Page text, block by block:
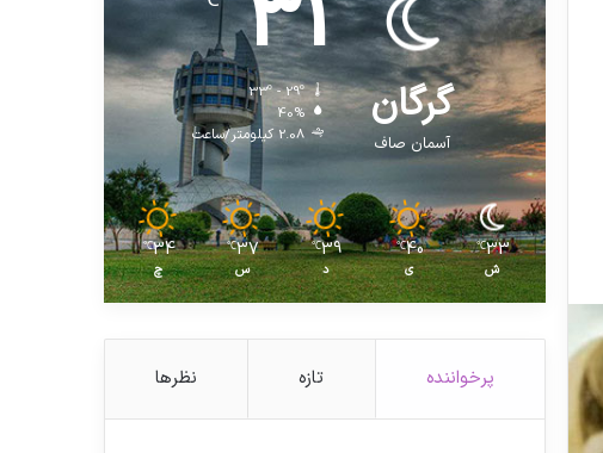
گرگان
آسمان صاف
33º - 29º
40%
2.08 کیلومتر/ساعت
33
℃
ش
40
℃
ی
39
℃
د
37
℃
س
34
℃
چ
پرخواننده تازه نظرها